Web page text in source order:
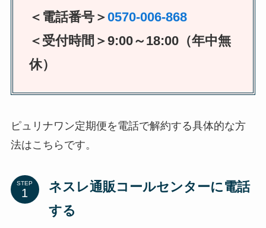
＜電話番号＞0570-006-868
＜受付時間＞9:00～18:00（年中無
休）
ピュリナワン定期便を電話で解約する具体的な方
法はこちらです。
STEP
ネスレ通販コールセンターに電話
する